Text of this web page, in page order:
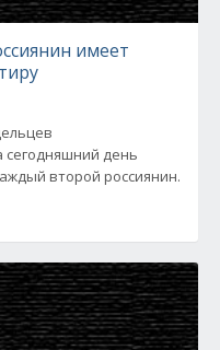
имеет
день
второй россиянин.